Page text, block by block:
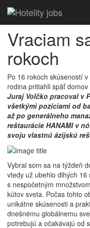
Vraciam
rokoch
Po 16 rokoch skúseností
rodina pritiahli späť
Juraj Volčko pracoval v
všetkými pozíciami od
až po generálneho
reštaurácie HANAMI v
svoju vlastnú ázijskú
Vybral som sa na týždeň
vtedy už ubehlo dlhých
s nespočetným
kútov sveta. Počas tohto
unikátne skúsenosti a
dnešnému globálnemu
potrebujú a očakávajú od